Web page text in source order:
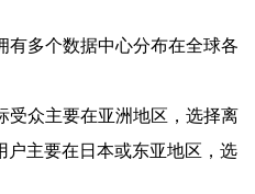
有多个数据中心分布在全球各
受众主要在亚洲地区，选择离
户主要在日本或东亚地区，选